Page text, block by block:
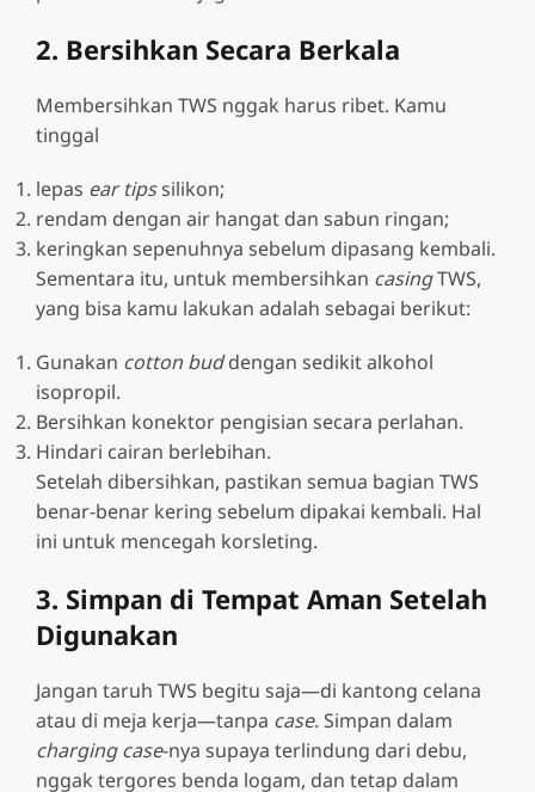
2. Bersihkan Secara Berkala
Membersihkan TWS nggak harus ribet. Kamu
tinggal
lepas ear tipssilikon;
rendam dengan air hangat dan sabun ringan;
keringkan sepenuhnya sebelum dipasang kembali.
Sementara itu, untuk membersihkan casingTWS,
yang bisa kamu lakukan adalah sebagai berikut:
Gunakan cotton buddengan sedikit alkohol
isopropil.
Bersihkan konektor pengisian secara perlahan.
Hindari cairan berlebihan.
Setelah dibersihkan, pastikan semua bagian TWS
benar-benar kering sebelum dipakai kembali. Hal
ini untuk mencegah korsleting.
3. Simpan di Tempat Aman Setelah
Digunakan
Jangan taruh TWS begitu saja—di kantong celana
atau di meja kerja—tanpa case. Simpan dalam
charging case-nya supaya terlindung dari debu,
nggak tergores benda logam, dan tetap dalam